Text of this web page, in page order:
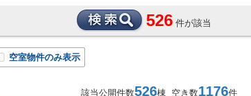
526 件が該当
空室物件のみ表示
該当公開件数526棟 空き数1176件